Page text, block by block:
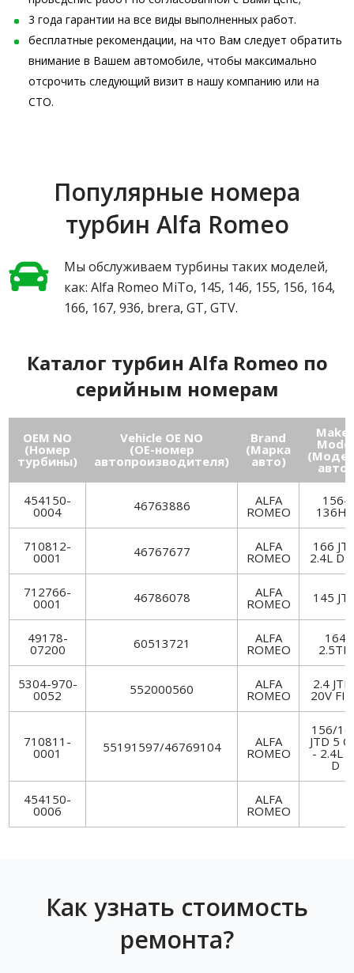
3 года гарантии на все виды выполненных работ.
бесплатные рекомендации, на что Вам следует обратить
внимание в Вашем автомобиле, чтобы максимально
отсрочить следующий визит в нашу компанию или на
СТО.
Популярные номера
турбин Alfa Romeo
Мы обслуживаем турбины таких моделей,
как: Alfa Romeo MiTo, 145, 146, 155, 156, 164,
166, 167, 936, brera, GT, GTV.
Каталог турбин Alfa Romeo по
серийным номерам
OEM NO
(Номер
турбины)
Vehicle OE NO
(ОЕ-номер
автопроизводителя)
Brand
(Марка
авто)
Maker
Model
авто)
454150-
0004 46763886 ALFA
ROMEO
156-
136HP
710812-
0001 46767677 ALFA
ROMEO
166
2.4L DI
712766-
0001 46786078 ALFA
ROMEO 145
49178-
07200 60513721 ALFA
ROMEO
164
2.5TD
5304-970-
0052 552000560 ALFA
ROMEO
2.4
20V
710811-
0001 55191597/46769104 ALFA
ROMEO
156/
JTD 5
- 2.4L
D
454150-
0006
ALFA
ROMEO
Как узнать стоимость
ремонта?